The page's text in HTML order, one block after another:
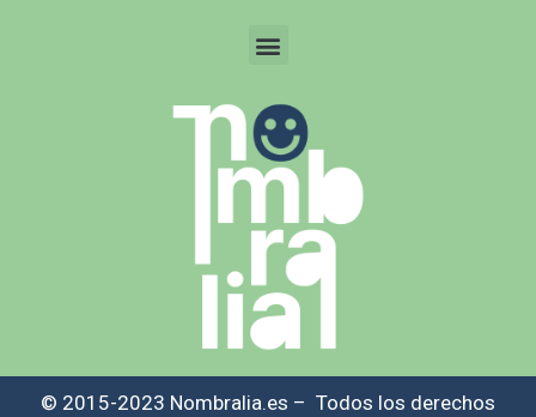
© 2015-2023 Nombralia.es – Todos los derechos